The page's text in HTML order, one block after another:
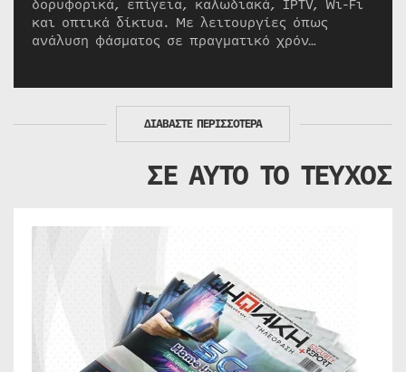
δορυφορικά, επίγεια, καλωδιακά, IPTV, Wi-Fi
και οπτικά δίκτυα. Με λειτουργίες όπως
ανάλυση φάσματος σε πραγματικό χρόν…
ΔΙΑΒΑΣΤΕ ΠΕΡΙΣΣΟΤΕΡΑ
ΣΕ ΑΥΤΟ ΤΟ ΤΕΥΧΟΣ